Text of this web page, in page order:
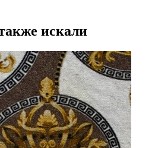
искали